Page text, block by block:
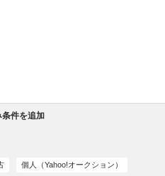
条件を追加
個人（Yahoo!オークション）